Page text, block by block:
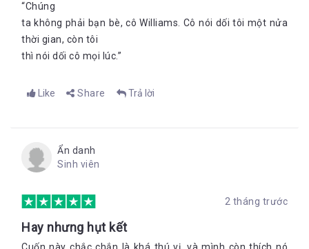
“Chúng
ta không phải bạn bè, cô Williams. Cô nói dối tôi một nửa
thời gian, còn tôi
thì nói dối cô mọi lúc.”
Like Share Trả lời
Ẩn danh
Sinh viên
2 tháng trước
Hay nhưng hụt kết